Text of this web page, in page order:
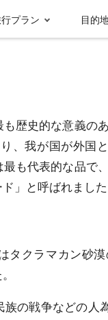
プラン 目的
歴史的な意義の
、我が国が外国
も代表的な品で
」と呼ばれました
クラマカン砂
の戦争などの人